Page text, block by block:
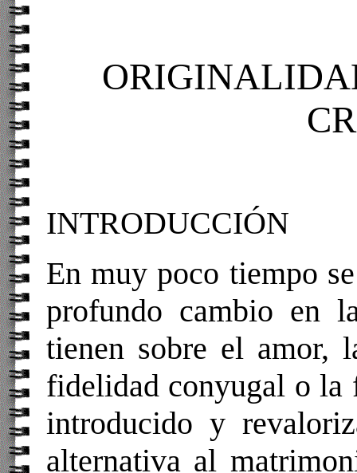
INTRODUCCIÓN
En muy poco tiempo
profundo cambio en
tienen sobre el amor,
fidelidad conyugal o
introducido y
alternativa al